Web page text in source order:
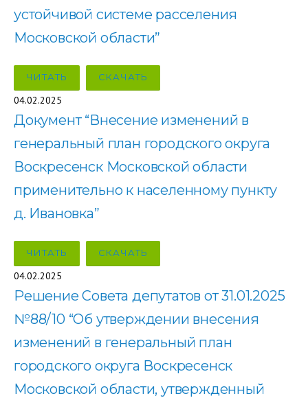
устойчивой системе расселения
Московской области”
ЧИТАТЬ СКАЧАТЬ
04.02.2025
Документ “Внесение изменений в
генеральный план городского округа
Воскресенск Московской области
применительно к населенному пункту
д. Ивановка”
ЧИТАТЬ СКАЧАТЬ
04.02.2025
Решение Совета депутатов от 31.01.2025
№88/10 “Об утверждении внесения
изменений в генеральный план
городского округа Воскресенск
Московской области, утвержденный